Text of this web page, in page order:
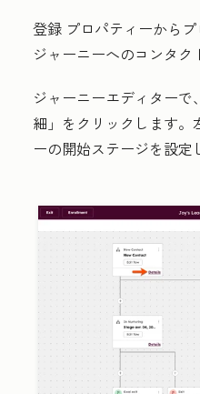
登録 プロパティーからプ
ジャーニーへのコンタク
ジャーニーエディターで
細 」をクリックします
ーの開始ステージを設定